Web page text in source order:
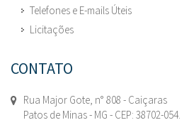
Telefones e E-mails Úteis
Licitações
CONTATO
Rua Major Gote, n° 808 - Caiçaras
Patos de Minas - MG - CEP: 38702-054.